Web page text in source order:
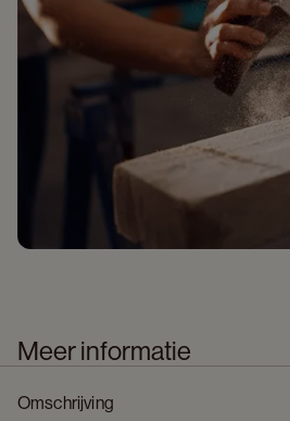
Meer informatie
Omschrijving